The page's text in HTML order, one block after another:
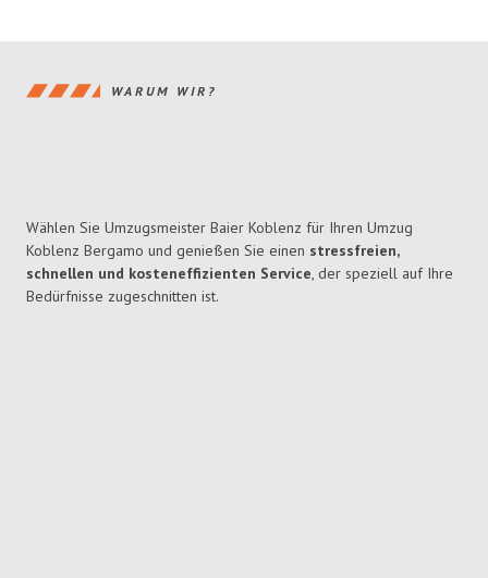
WARUM WIR?
Wählen Sie Umzugsmeister Baier Koblenz für Ihren Umzug
Koblenz Bergamo und genießen Sie einen stressfreien,
schnellen und kosteneffizienten Service, der speziell auf Ihre
Bedürfnisse zugeschnitten ist.